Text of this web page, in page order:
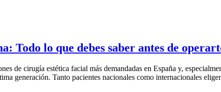
Todo lo que debes saber antes de
de cirugía estética facial más demandadas en España y,
generación. Tanto pacientes nacionales como internacionales